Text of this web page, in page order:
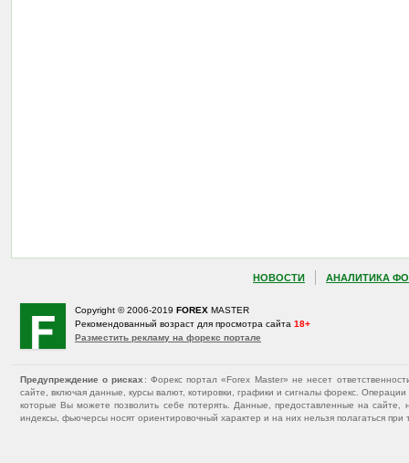
НОВОСТИ АНАЛИТИКА
Copyright © 2006-2019 FOREX MASTER
Рекомендованный возраст для просмотра сайта 18+
Разместить рекламу на форекс портале
Предупреждение о рисках : Форекс портал «Forex Master» не несет
сайте, включая данные, курсы валют, котировки, графики и сигналы форекс.
которые Вы можете позволить себе потерять. Данные, предоставленные на
индексы, фьючерсы носят ориентировочный характер и на них нельзя полагаться при